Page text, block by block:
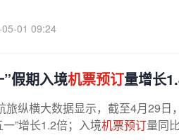
01 09:24
假期入境机票预订量增长
纵横大数据显示，截至4月29日
”增长1.2倍；入境机票预订量同